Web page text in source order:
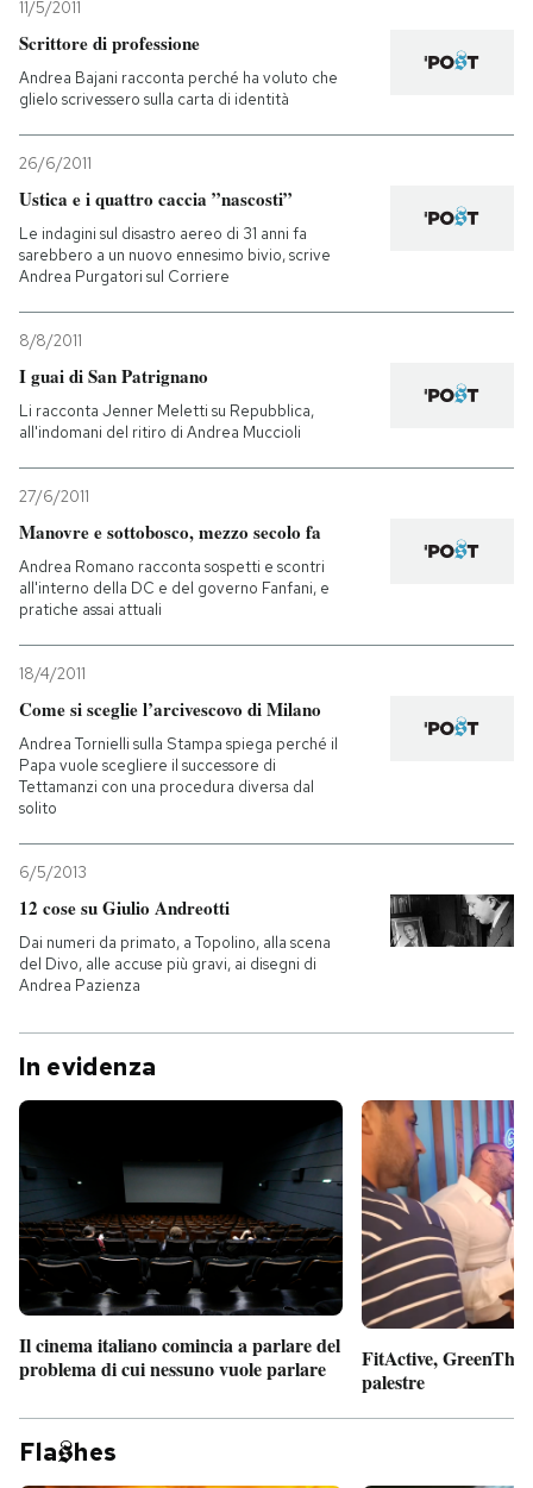
11/5/2011
Scrittore di professione
Andrea Bajani racconta perché ha voluto che
glielo scrivessero sulla carta di identità
26/6/2011
Ustica e i quattro caccia ”nascosti”
Le indagini sul disastro aereo di 31 anni fa
sarebbero a un nuovo ennesimo bivio, scrive
Andrea Purgatori sul Corriere
8/8/2011
I guai di San Patrignano
Li racconta Jenner Meletti su Repubblica,
all'indomani del ritiro di Andrea Muccioli
27/6/2011
Manovre e sottobosco, mezzo secolo fa
Andrea Romano racconta sospetti e scontri
all'interno della DC e del governo Fanfani, e
pratiche assai attuali
18/4/2011
Come si sceglie l’arcivescovo di Milano
Andrea Tornielli sulla Stampa spiega perché il
Papa vuole scegliere il successore di
Tettamanzi con una procedura diversa dal
solito
6/5/2013
12 cose su Giulio Andreotti
Dai numeri da primato, a Topolino, alla scena
del Divo, alle accuse più gravi, ai disegni di
Andrea Pazienza
In evidenza
Il cinema italiano comincia a parlare del
problema di cui nessuno vuole parlare
FitActive,
palestre
Fla hes